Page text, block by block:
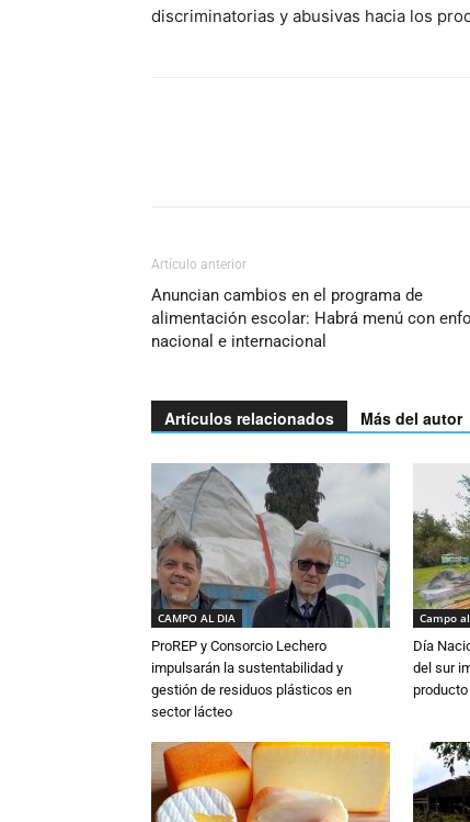
discriminatorias y abusivas hacia los
Artículo anterior
Anuncian cambios en el programa de
alimentación escolar: Habrá menú con
nacional e internacional
Artículos relacionados Más del autor
CAMPO AL DIA
ProREP y Consorcio Lechero
impulsarán la sustentabilidad y
gestión de residuos plásticos en
sector lácteo
Campo
Día
del sur